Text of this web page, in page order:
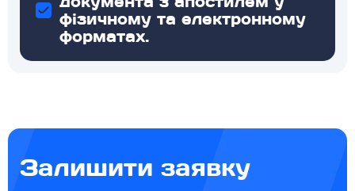
фізичному та електронному
форматах.
Залишити заявку